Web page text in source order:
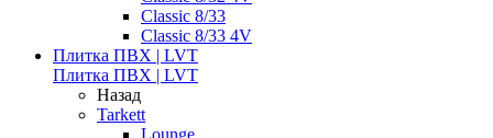
Classic 8/33
Classic 8/33 4V
Плитка ПВХ | LVT
Плитка ПВХ | LVT
Назад
Tarkett
Lounge